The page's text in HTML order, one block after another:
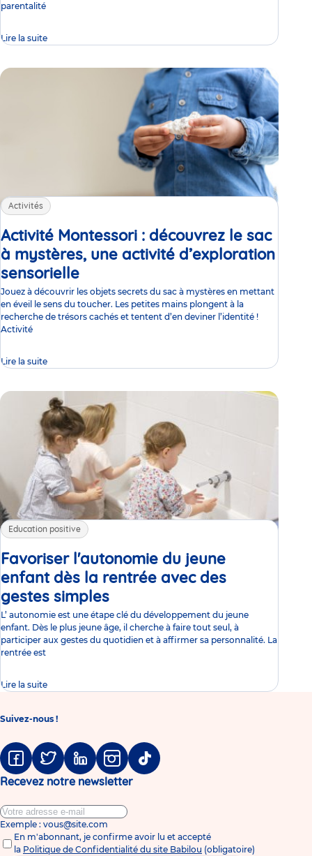
parentalité
Lire la suite
Activités
Activité Montessori : découvrez le sac
à mystères, une activité d’exploration
sensorielle
Jouez à découvrir les objets secrets du sac à mystères en mettant
en éveil le sens du toucher. Les petites mains plongent à la
recherche de trésors cachés et tentent d’en deviner l’identité !
Activité
Lire la suite
Education positive
Favoriser l'autonomie du jeune
enfant dès la rentrée avec des
gestes simples
L’ autonomie est une étape clé du développement du jeune
enfant. Dès le plus jeune âge, il cherche à faire tout seul, à
participer aux gestes du quotidien et à affirmer sa personnalité. La
rentrée est
Lire la suite
Suivez-nous !
FacebookTwitter LinkedinInstagramTiktok
Recevez notre newsletter
Exemple : vous@site.com
En m'abonnant, je confirme avoir lu et accepté
la Politique de Confidentialité du site Babilou (obligatoire)